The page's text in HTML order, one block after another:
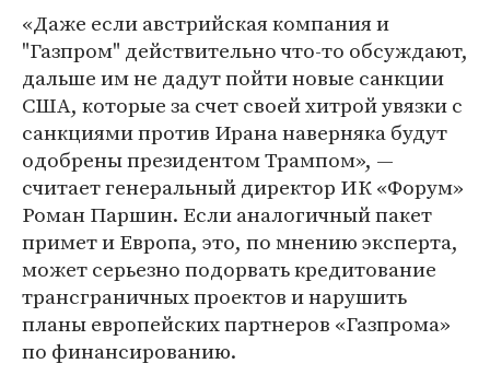
«Даже если австрийская компания и
"Газпром" действительно что-то обсуждают,
дальше им не дадут пойти новые санкции
США, которые за счет своей хитрой увязки с
санкциями против Ирана наверняка будут
одобрены президентом Трампом», —
считает генеральный директор ИК «Форум»
Роман Паршин. Если аналогичный пакет
примет и Европа, это, по мнению эксперта,
может серьезно подорвать кредитование
трансграничных проектов и нарушить
планы европейских партнеров «Газпрома»
по финансированию.